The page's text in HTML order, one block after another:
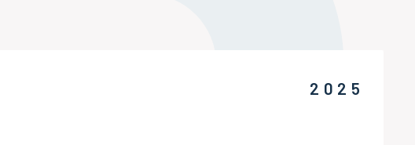
2025